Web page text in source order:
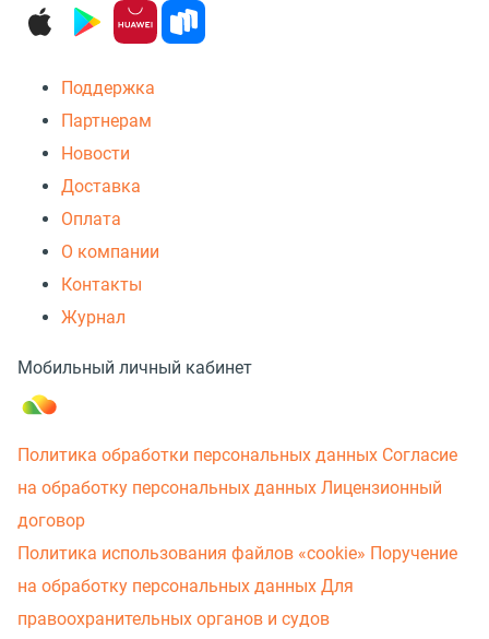
Поддержка
Партнерам
Новости
Доставка
Оплата
О компании
Контакты
Журнал
Мобильный личный кабинет
Политика обработки персональных данных Согласие
на обработку персональных данных Лицензионный
договор
Политика использования файлов «cookie» Поручение
на обработку персональных данных Для
правоохранительных органов и судов